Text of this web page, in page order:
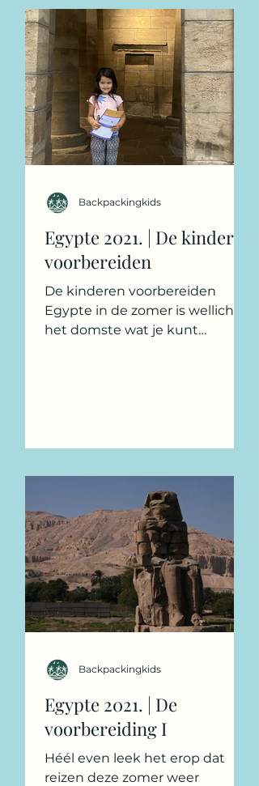
Egypte 2021. | De kinderen
voorbereiden
De kinderen voorbereiden
Egypte in de zomer is wellicht
het domste wat je kunt
Backpackingkids
Egypte 2021. | De
voorbereiding I
Héél even leek het erop dat
reizen deze zomer weer
Backpackingkids